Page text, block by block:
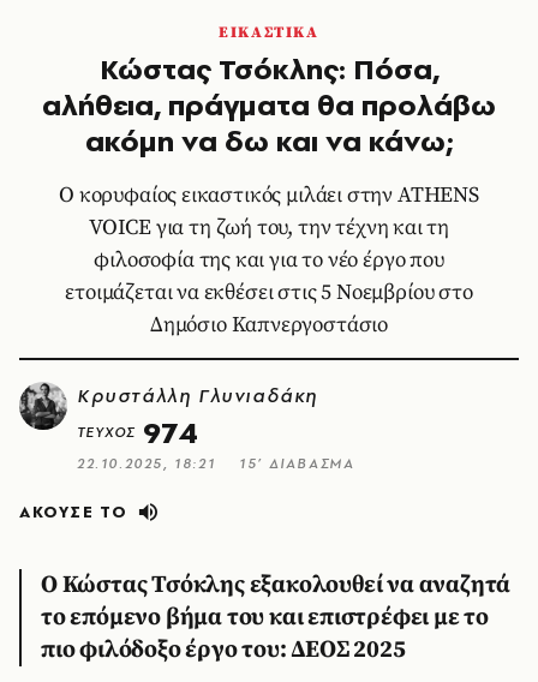
ΕΙΚΑΣΤΙΚΑ
Κώστας Τσόκλης: Πόσα,
αλήθεια, πράγματα θα προλάβω
ακόμη να δω και να κάνω;
Ο κορυφαίος εικαστικός μιλάει στην ATHENS
VOICE για τη ζωή του, την τέχνη και τη
φιλοσοφία της και για το νέο έργο που
ετοιμάζεται να εκθέσει στις 5 Νοεμβρίου στο
Δημόσιο Καπνεργοστάσιο
Κρυστάλλη Γλυνιαδάκη
ΤΕΥΧΟΣ 974
22.10.2025, 18:21 15’ ΔΙΑΒΑΣΜΑ
ΑΚΟΥΣΕ ΤΟ
Ο Κώστας Τσόκλης εξακολουθεί να αναζητά
το επόμενο βήμα του και επιστρέφει με το
πιο φιλόδοξο έργο του: ΔΕΟΣ 2025